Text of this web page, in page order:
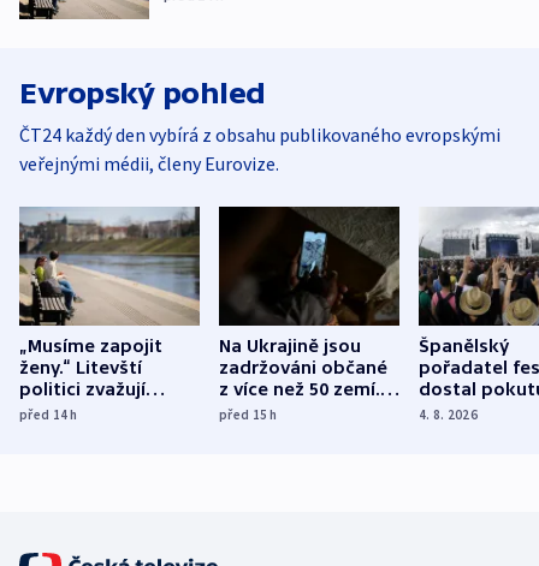
Evropský pohled
ČT24 každý den vybírá z obsahu publikovaného evropskými
veřejnými médii, členy Eurovize.
„Musíme zapojit
ženy.“ Litevští
politici zvažují
dohodu o
před 14h
Na Ukrajině jsou
zadržováni občané
z více než 50 zemí.
Bojovali na straně
před 15h
Španělský
pořadatel
dostal
nekalé
4. 8. 2026